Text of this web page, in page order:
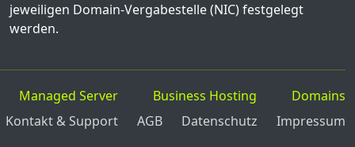
jeweiligen Domain-Vergabestelle (NIC) festgelegt
werden.
Managed Server Business Hosting
Domains
Kontakt & Support AGB Datenschutz Impressum